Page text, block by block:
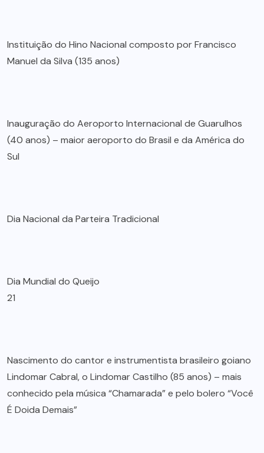
Instituição do Hino Nacional composto por Francisco
Manuel da Silva (135 anos)
Inauguração do Aeroporto Internacional de Guarulhos
(40 anos) – maior aeroporto do Brasil e da América do
Sul
Dia Nacional da Parteira Tradicional
Dia Mundial do Queijo
21
Nascimento do cantor e instrumentista brasileiro goiano
Lindomar Cabral, o Lindomar Castilho (85 anos) – mais
conhecido pela música “Chamarada” e pelo bolero “Você
É Doida Demais”